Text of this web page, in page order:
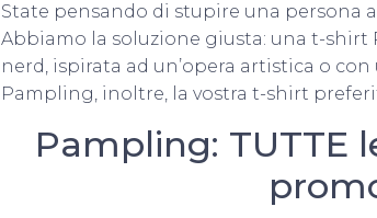
State pensando di stupire una persona
Abbiamo la soluzione giusta: una t-
nerd, ispirata ad un’opera artistica o
Pampling, inoltre, la vostra t-shirt
Pampling: TUTTE